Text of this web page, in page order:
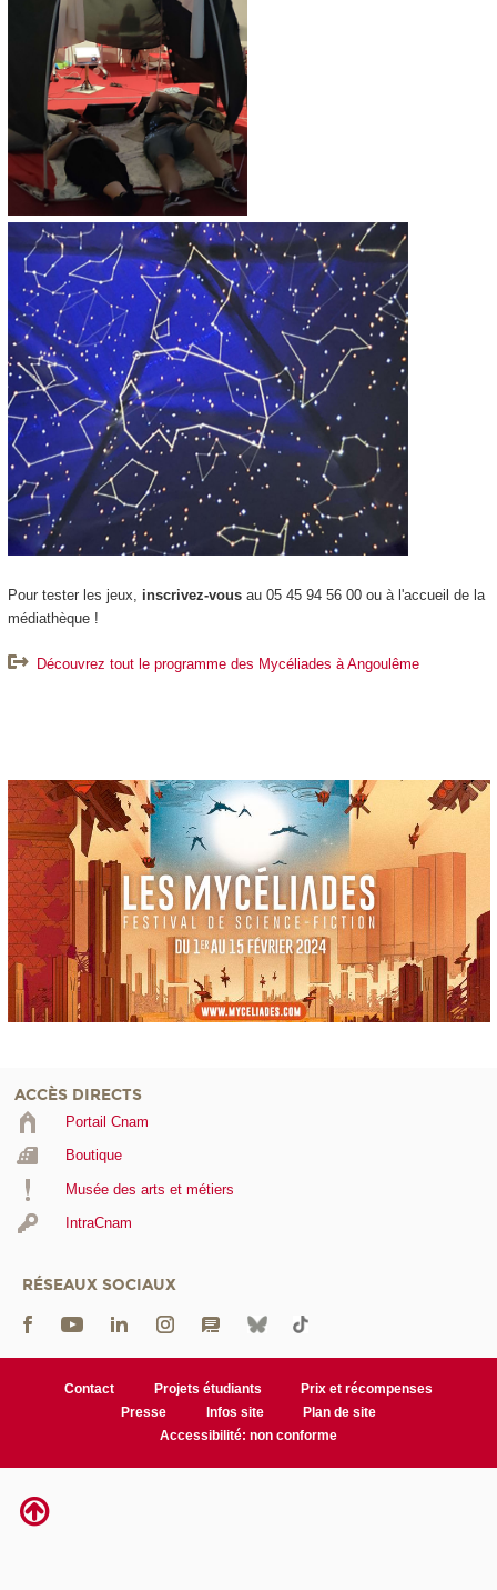
Pour tester les jeux, inscrivez-vous au 05 45 94 56 00 ou à l'accueil de la
médiathèque !
Découvrez tout le programme des Mycéliades à Angoulême
ACCÈS DIRECTS
Portail Cnam
Boutique
Musée des arts et métiers
IntraCnam
RÉSEAUX SOCIAUX
Contact Projets étudiants
Prix et récompenses
Presse
Infos site
Plan de site
Accessibilité: non conforme